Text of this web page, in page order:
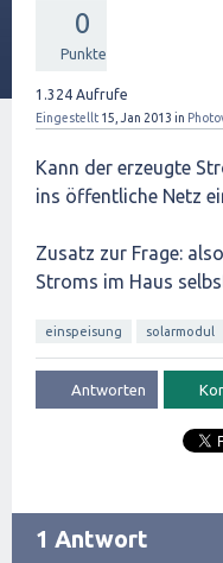
0
Punkte
1.324 Aufrufe
Eingestellt 15, Jan 2013 in
Kann der erzeugte
ins öffentliche Netz
Zusatz zur Frage:
Stroms im Haus
einspeisung solarmodul
1 Antwort